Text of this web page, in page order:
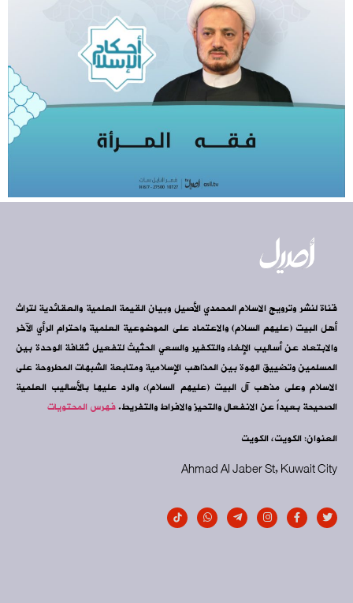
قناة لنشر وترويج الاسلام المحمدي الأصيل وبيان القيمة العلمية والعقائدية لتراث
أهل البيت (عليهم السلام) والاعتماد على الموضوعية العلمية واحترام الرأي الآخر
والابتعاد عن أساليب الإلغاء والتكفير والسعي الحثيث لتفعيل ثقافة الوحدة بين
المسلمين وتضييق الهوة بين المذاهب الإسلامية ومتابعة الشبهات المطروحة على
الاسلام وعلى مذهب آل البيت (عليهم السلام)، والرد عليها بالأساليب العلمية
الصحيحة بعيداً عن الانفعال والتحيز والافراط والتفريط.فهرس المحتويات
العنوان: الكويت، الكويت
Ahmad Al Jaber St, Kuwait City